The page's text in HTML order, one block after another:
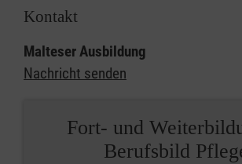
Kontakt
Malteser Ausbildung
Nachricht senden
Fort- und
Berufsbild